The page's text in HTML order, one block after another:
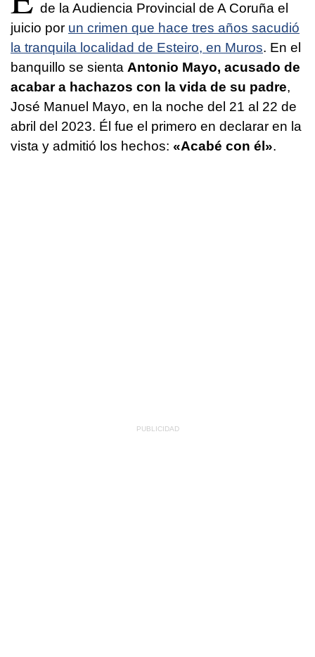
de la Audiencia Provincial de A Coruña el
juicio por un crimen que hace tres años sacudió
la tranquila localidad de Esteiro, en Muros. En el
banquillo se sienta Antonio Mayo, acusado de
acabar a hachazos con la vida de su padre,
José Manuel Mayo, en la noche del 21 al 22 de
abril del 2023. Él fue el primero en declarar en la
vista y admitió los hechos: «Acabé con él».